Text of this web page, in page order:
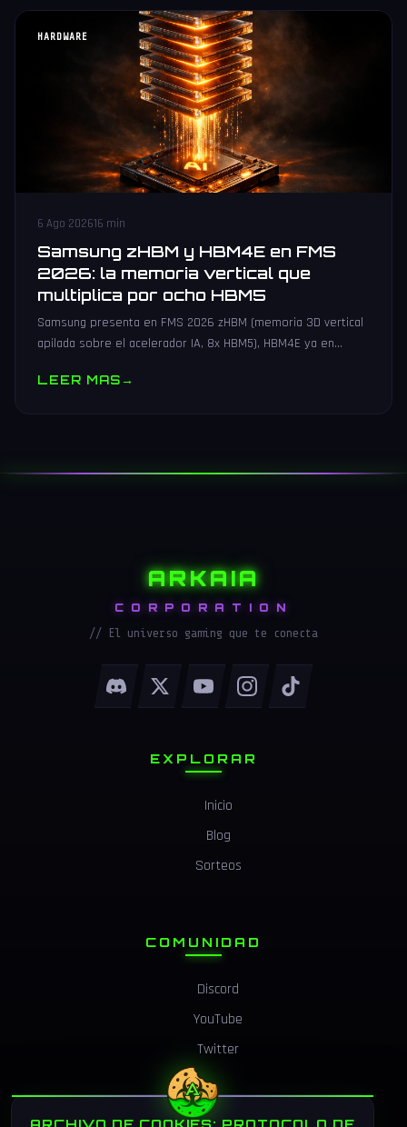
HARDWARE
6 Ago 202616 min
Samsung zHBM y HBM4E en FMS
2026: la memoria vertical que
multiplica por ocho HBM5
Samsung presenta en FMS 2026 zHBM (memoria 3D vertical
apilada sobre el acelerador IA, 8x HBM5), HBM4E ya en
LEER MAS→
ARKAIA
CORPORATION
// El universo gaming que te conecta
EXPLORAR
Inicio
Blog
Sorteos
COMUNIDAD
Discord
YouTube
Twitter
ARCHIVO DE COOKIES: PROTOCOLO DE